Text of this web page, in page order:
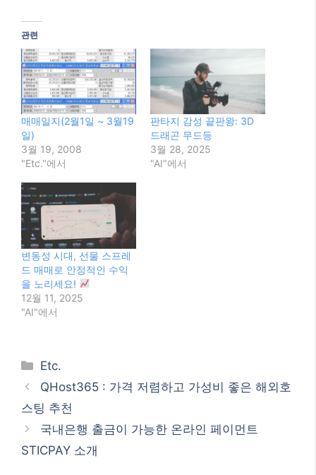
관련
매매일지(2월1일 ~ 3월19
일)
3월 19, 2008
"Etc."에서
판타지 감성 끝판왕: 3D
드래곤 무드등
3월 28, 2025
"AI"에서
변동성 시대, 선물 스프레
드 매매로 안정적인 수익
을 노리세요!
12월 11, 2025
"AI"에서
Categories
Etc.
QHost365 : 가격 저렴하고 가성비 좋은 해외호
스팅 추천
국내은행 출금이 가능한 온라인 페이먼트
STICPAY 소개